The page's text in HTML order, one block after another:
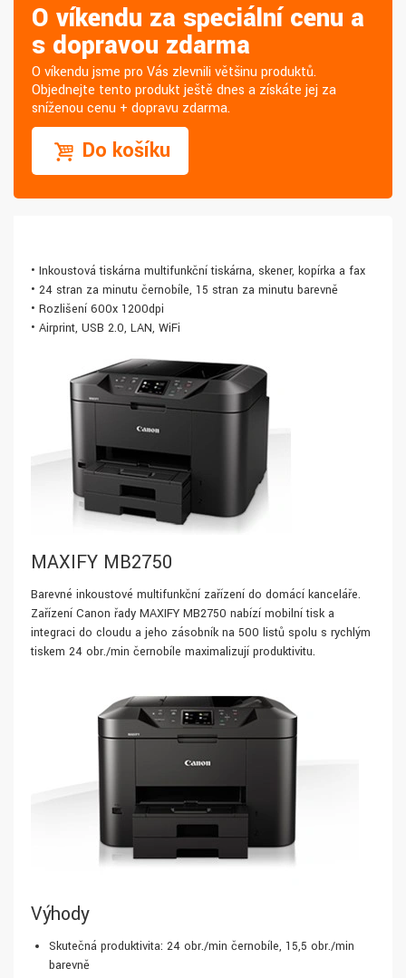
O víkendu za speciální cenu a
s dopravou zdarma
O víkendu jsme pro Vás zlevnili většinu produktů.
Objednejte tento produkt ještě dnes a získáte jej za
sníženou cenu + dopravu zdarma.
Do košíku
• Inkoustová tiskárna multifunkční tiskárna, skener, kopírka a fax
• 24 stran za minutu černobíle, 15 stran za minutu barevně
• Rozlišení 600x 1200dpi
• Airprint, USB 2.0, LAN, WiFi
MAXIFY MB2750
Barevné inkoustové multifunkční zařízení do domácí kanceláře.
Zařízení Canon řady MAXIFY MB2750 nabízí mobilní tisk a
integraci do cloudu a jeho zásobník na 500 listů spolu s rychlým
tiskem 24 obr./min černobíle maximalizují produktivitu.
Výhody
Skutečná produktivita: 24 obr./min černobíle, 15,5 obr./min
barevně